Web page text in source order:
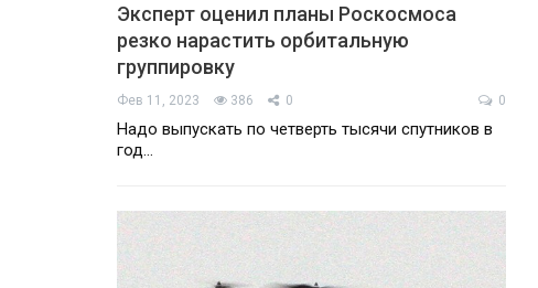
Эксперт оценил планы Роскосмоса
резко нарастить орбитальную
группировку
Фев 11, 2023 386 0 0
Надо выпускать по четверть тысячи спутников в
год…